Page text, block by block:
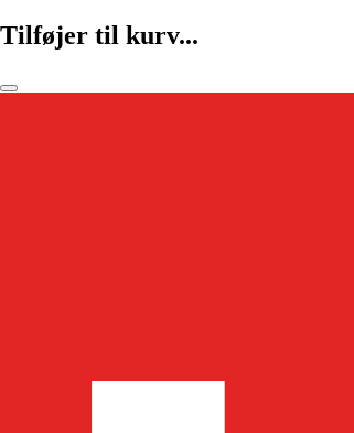
Tilføjer til kurv...